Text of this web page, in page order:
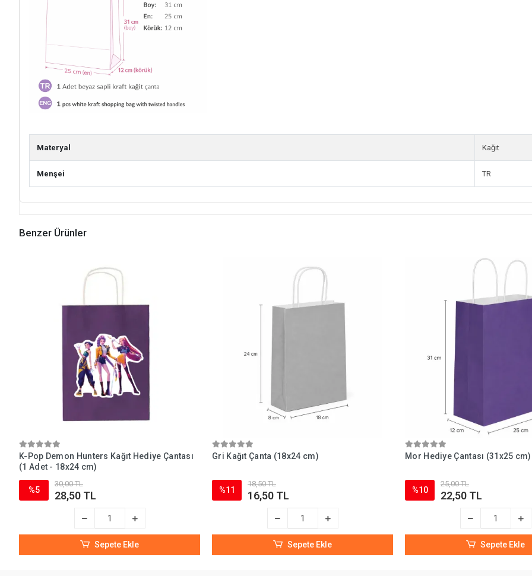
Materyal Kağıt
Menşei TR
Benzer Ürünler
K-Pop Demon Hunters Kağıt Hediye Çantası
(1 Adet - 18x24 cm)
%5
30,00 TL
28,50 TL
Sepete Ekle
Gri Kağıt Çanta (18x24 cm)
%11
18,50 TL
16,50 TL
Sepete Ekle
Mor Hediye Çantası (31x25 cm)
%10
25,00 TL
22,50 TL
Sepete Ekle